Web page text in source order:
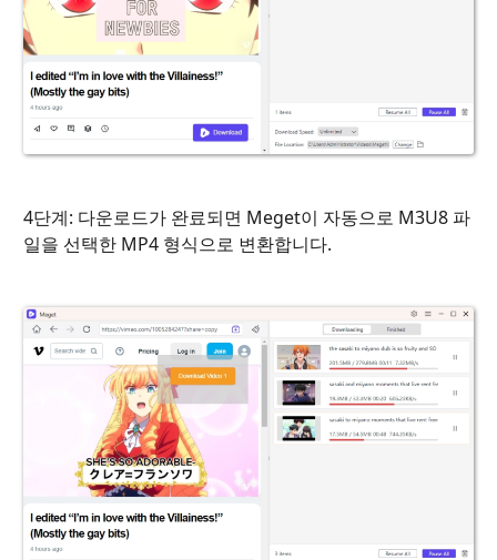
4단계: 다운로드가 완료되면 Meget이 자동으로 M3U8 파
일을 선택한 MP4 형식으로 변환합니다.